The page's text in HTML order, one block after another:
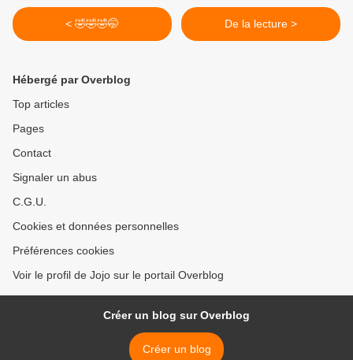
< 🤣🤣🤣🤭 De la lecture >
Hébergé par Overblog
Top articles
Pages
Contact
Signaler un abus
C.G.U.
Cookies et données personnelles
Préférences cookies
Voir le profil de Jojo sur le portail Overblog
Créer un blog sur Overblog
Créer un blog